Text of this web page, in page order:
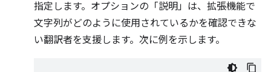
指定します。オプションの「説明」は、拡張機能で
文字列がどのように使用されているかを確認できな
い翻訳者を支援します。次に例を示します。